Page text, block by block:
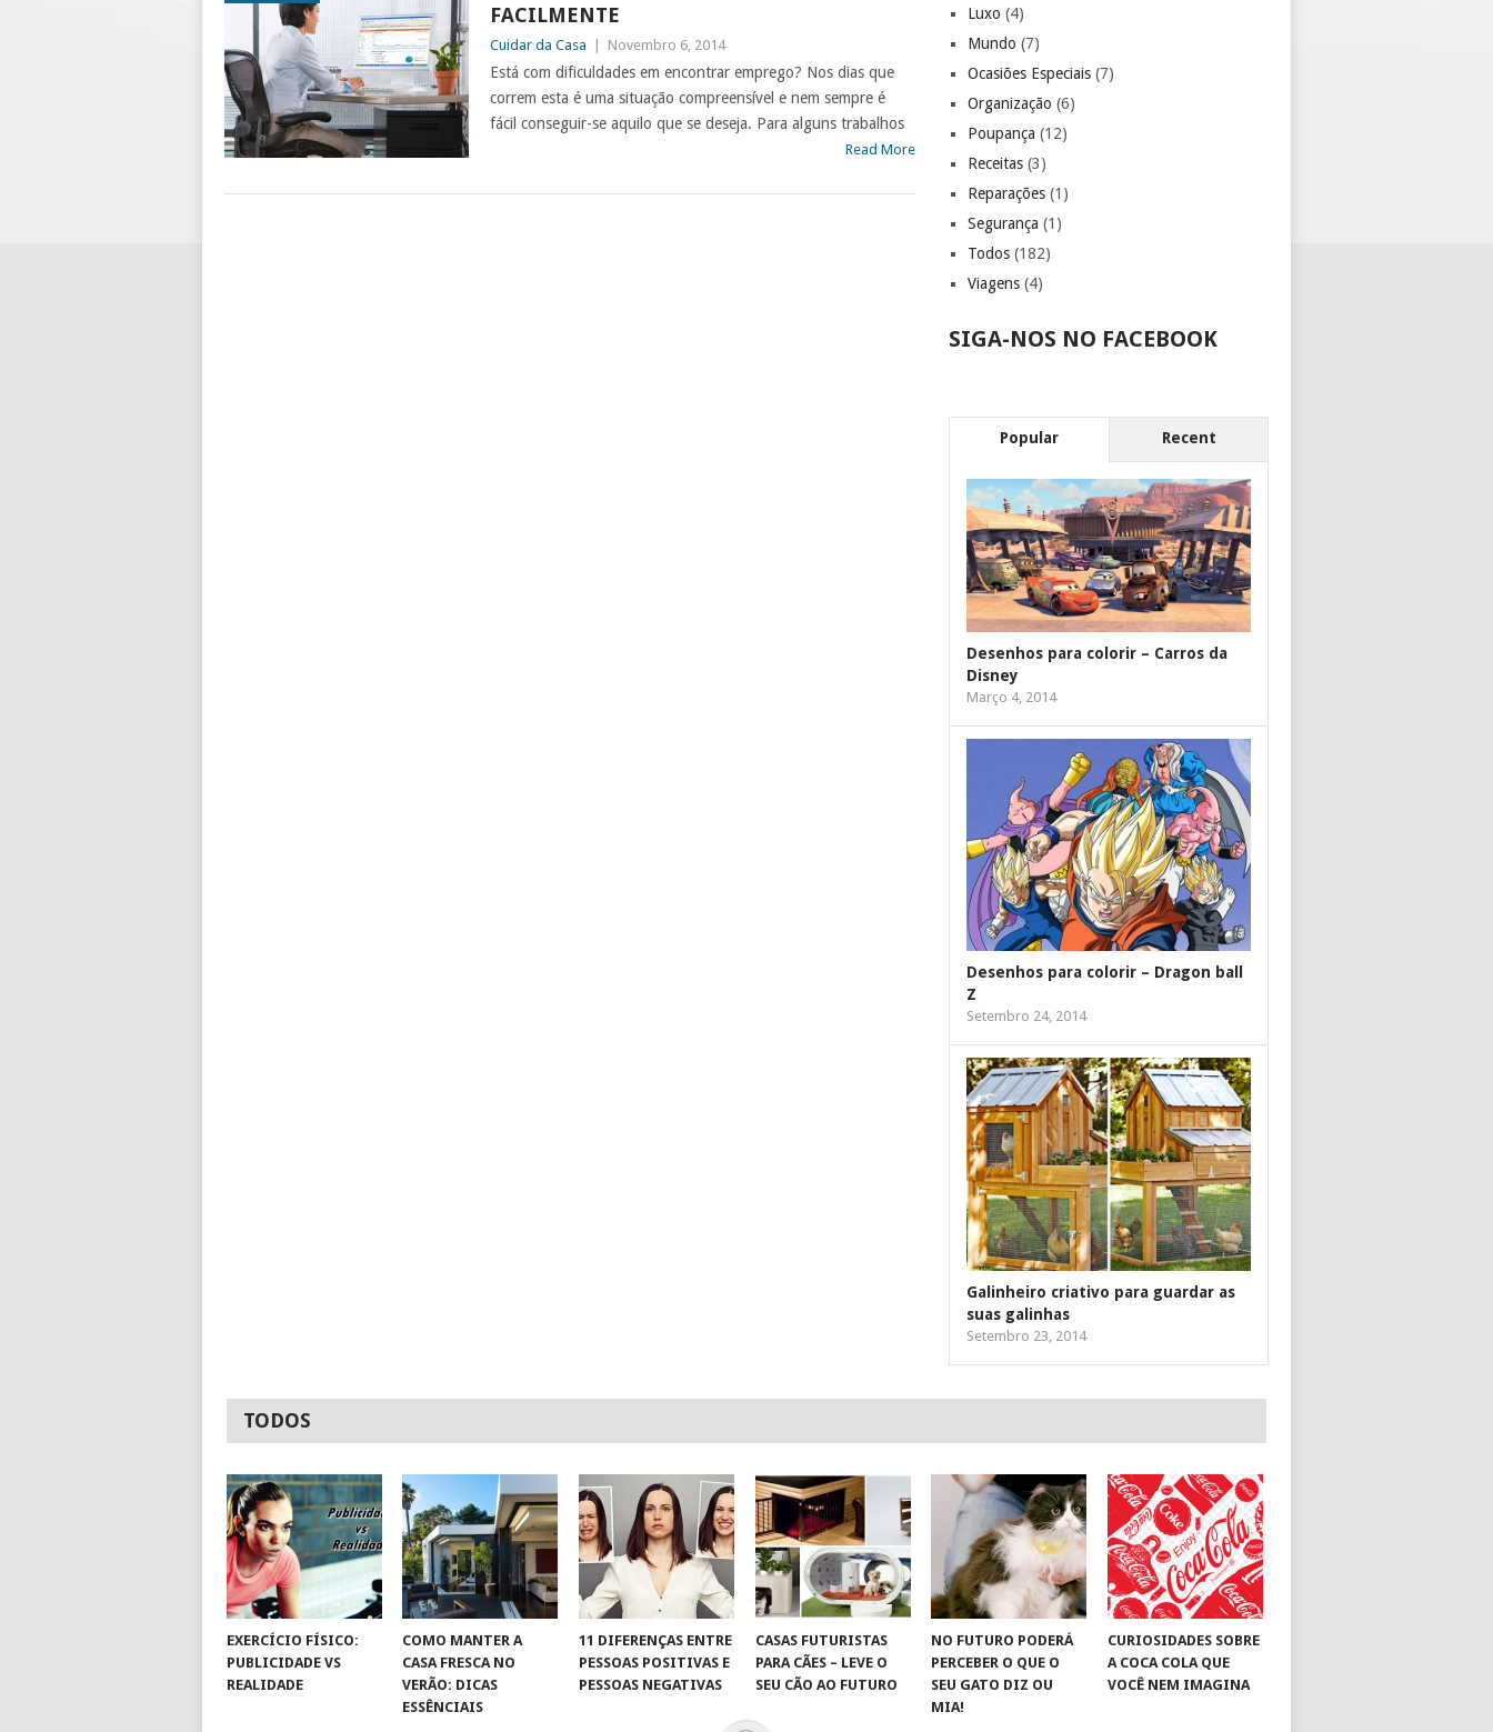
FACILMENTE
Cuidar da Casa Novembro 6, 2014
Está com dificuldades em encontrar emprego? Nos dias que
correm esta é uma situação compreensível e nem sempre é
fácil conseguir-se aquilo que se deseja. Para alguns trabalhos
Read More
Luxo (4)
Mundo (7)
Ocasiões Especiais (7)
Organização (6)
Poupança (12)
Receitas (3)
Reparações (1)
Segurança (1)
Todos (182)
Viagens (4)
SIGA-NOS NO FACEBOOK
Popular Recent
Desenhos para colorir – Carros da
Disney
Março 4, 2014
Desenhos para colorir – Dragon ball
Z
Setembro 24, 2014
Galinheiro criativo para guardar as
suas galinhas
Setembro 23, 2014
TODOS
EXERCÍCIO FÍSICO:
PUBLICIDADE VS
REALIDADE
COMO MANTER A
CASA FRESCA NO
VERÃO: DICAS
ESSÊNCIAIS
11 DIFERENÇAS ENTRE
PESSOAS POSITIVAS E
PESSOAS NEGATIVAS
CASAS FUTURISTAS
PARA CÃES – LEVE O
SEU CÃO AO FUTURO
NO FUTURO PODERÁ
PERCEBER O QUE O
SEU GATO DIZ OU
MIA!
CURIOSIDADES SOBRE
A COCA COLA QUE
VOCÊ NEM IMAGINA